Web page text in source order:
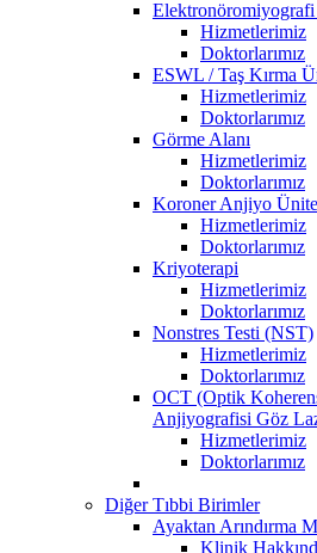
Hizmetlerimiz
Doktorlarımız
ESWL / Taş Kırma
Hizmetlerimiz
Doktorlarımız
Görme Alanı
Hizmetlerimiz
Doktorlarımız
Koroner Anjiyo
Hizmetlerimiz
Doktorlarımız
Kriyoterapi
Hizmetlerimiz
Doktorlarımız
Nonstres Testi (NST)
Hizmetlerimiz
Doktorlarımız
OCT (Optik
Anjiyografisi Göz
Hizmetlerimiz
Doktorlarımız
Diğer Tıbbi Birimler
Ayaktan Arındırma
Klinik